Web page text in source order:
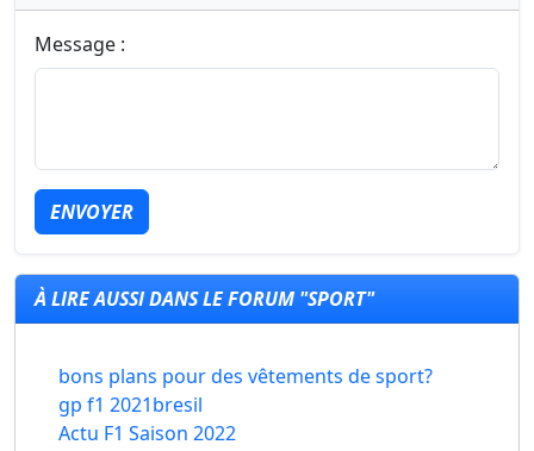
Message :
ENVOYER
À LIRE AUSSI DANS LE FORUM "SPORT"
bons plans pour des vêtements de sport?
gp f1 2021bresil
Actu F1 Saison 2022